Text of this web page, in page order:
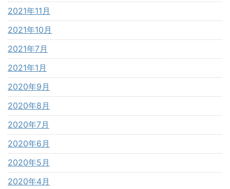
2021年11月
2021年10月
2021年7月
2021年1月
2020年9月
2020年8月
2020年7月
2020年6月
2020年5月
2020年4月